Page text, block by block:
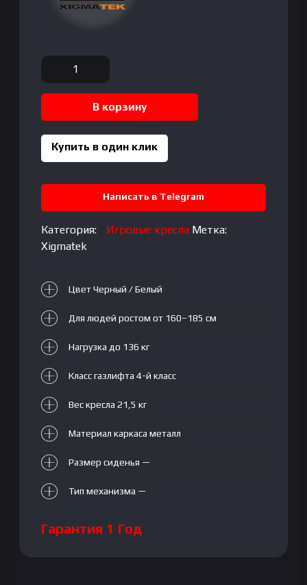
Количество
товара
Gaming
Hairpin
White
В корзину
Купить в один клик
Написать в Telegram
Категория: Игровые кресла Метка:
Xigmatek
Цвет Черный / Белый
Для людей ростом от 160–185 см
Нагрузка до 136 кг
Класс газлифта 4-й класс
Вес кресла 21,5 кг
Материал каркаса металл
Размер сиденья —
Тип механизма —
Гарантия 1 Год